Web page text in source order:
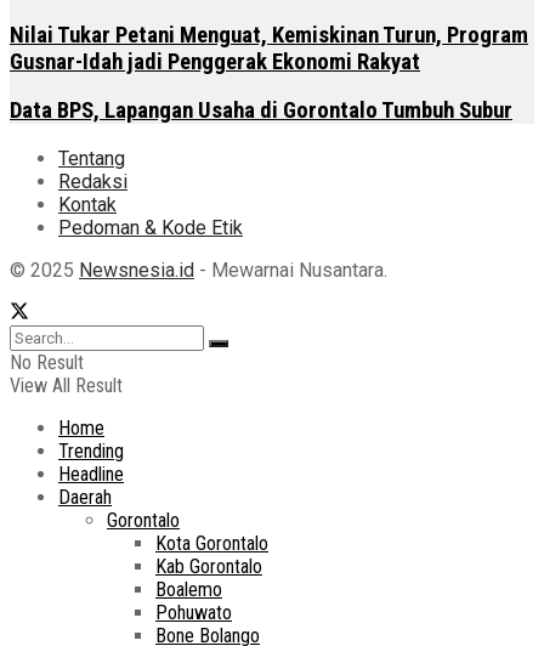
Nilai Tukar Petani Menguat, Kemiskinan Turun, Program
Gusnar-Idah jadi Penggerak Ekonomi Rakyat
Data BPS, Lapangan Usaha di Gorontalo Tumbuh Subur
Tentang
Redaksi
Kontak
Pedoman & Kode Etik
© 2025 Newsnesia.id - Mewarnai Nusantara.
No Result
View All Result
Home
Trending
Headline
Daerah
Gorontalo
Kota Gorontalo
Kab Gorontalo
Boalemo
Pohuwato
Bone Bolango